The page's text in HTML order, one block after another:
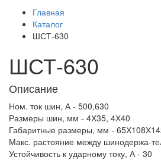
Главная
Каталог
ШСТ-630
ШСТ-630
Описание
Ном. ток шин, А - 500,630
Размеры шин, мм - 4Х35, 4Х40
Габаритные размеры, мм -
Макс. растояние между шинодержа-
Устойчивость к ударному току, А - 30